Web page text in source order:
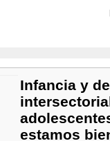
Infancia y
estamos